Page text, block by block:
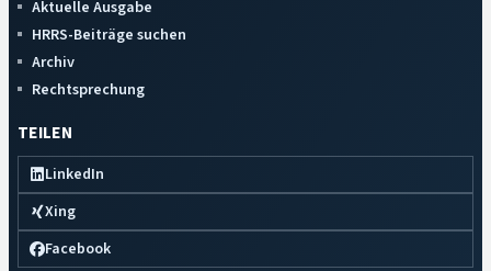
Aktuelle Ausgabe
HRRS-Beiträge suchen
Archiv
Rechtsprechung
TEILEN
LinkedIn
Xing
Facebook